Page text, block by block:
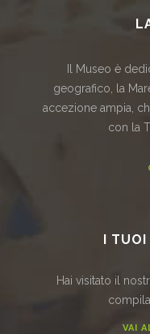
Il Museo è
geografico, la
accezione ampia,
con la
I TUOI
Hai visitato il
VAI